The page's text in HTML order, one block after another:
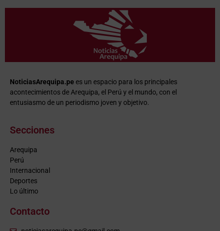
NoticiasArequipa.pe es un espacio para los principales
acontecimientos de Arequipa, el Perú y el mundo, con el
entusiasmo de un periodismo joven y objetivo.
Secciones
Arequipa
Perú
Internacional
Deportes
Lo último
Contacto